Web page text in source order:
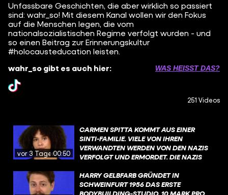
Unfassbare Geschichten, die aber wirklich so passiert
sind: wahr_so! Mit diesem Kanal wollen wir den Fokus
auf die Menschen legen, die vom
nationalsozialistischen Regime verfolgt wurden - und
so einen Beitrag zur Erinnerungskultur
#holocausteducation leisten.
wahr_so gibt es auch hier:
WAS HEISST DAS?
251 Videos
vor 3 Tagen00:50
CARMEN SPITTA KOMMT AUS EINER
SINTI-FAMILIE. VIELE VON IHREN
VERWANDTEN WERDEN VON DEN NAZIS
VERFOLGT UND ERMORDET. DIE NAZIS
ROMA. DER HINTERGRUND DER
VERFOLGUNG IST SO: ES GAB DEN
NATIONALSOZIALISTISCHEN WAHN
HARRY GELBFARB GRÜNDET IN
SCHWEINFURT 1956 DAS ERSTE
BODYBUILDING-STUDIO. 10 MARK PRO